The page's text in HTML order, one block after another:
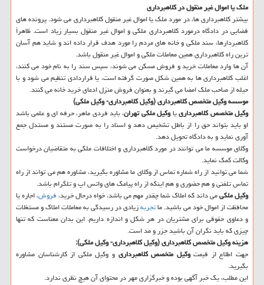
ملک یا اموال غیر منقول در کلاهبرداری
بیشتر کلاهبرداری ها، در مورد ملک یا اموال غیر منقول کلاهبرداری می شود. پرونده های
قضایی در دادگاه درمورد کلاهبرداری ملکی و اموال غیر منقول بسیار زیاد است. ظاهراً
کلاهبردارها، سند ملکی و خانه های مردم را مورد هدف قرار داده اند و شاید هم آسان
ترین راه کلاهبرداری همین معاملات ملکی و اموال غیر منقول باشد.
آن ها وارد معاملات خرید و فروش مسکن می شوند، سپس سند را به نام خود می کنند،
اغلب کلاهبرداری ها به همین شکل صورت گرفته است، یا قراردادی تنظیم می شود و با
حیله از صاحب ملک امضا می گیرند و بعنوان فروش منزل ادعای خرید خانه می کنند.
موسسه وکیل متخصص کلاهبرداری (وکیل کلاهبرداری- وکیل ملکی)
وکیل متخصص کلاهبردارییاوکیل ملکی تهران، باید فردی ماهر، حرفه ای و علمی باشد
او باید بتواند حق را از باطل تشخیص دهد و اسناد را به صورت مستند و مستدل جمع
آوری نماید و به دادگاه تحویل دهد.
وکلای موسسه ما می توانند در مورد کلاهبرداری و اختلافات ملکی به متقاضیان درخواست
وکالت کمک نماید.
شما می توانید از راه شماره تماس از وکلای ما مشاوره بگیرید، مشاوره هم می تواند از راه
تماس تلفنی و هم حضوری و هم اینکه از راه پیامک های واتس اپ و تلگرام باشد.
وکیل ملکیمی داند که املاک شما چقدر مهم می باشد، خواه درحال خرید،فروش، اجاره یا
محافظت از اموال خود می باشید. ماتجربهزیادی در رسیدگی به معاملات املاک و مستغلات
و دعاوی حقوقی برای مشتریان در هر شکل و اندازه داریم. این بدان معناست که تنها
چیزی که باید نگران آن باشید جزر و مد است.
هزینه وکیل متخصص کلاهبرداری (وکیل کلاهبرداری- وکیل ملکی):
جهت اطلاع از قیمتوکیل متخصص کلاهبرداری و وکیل ملکی از کارشناسان مشاوره
بگیرید.
این مطلب، یک خبر آگهی بوده و خبرگزاری مهر در محتوای آن هیچ نظری ندارد.